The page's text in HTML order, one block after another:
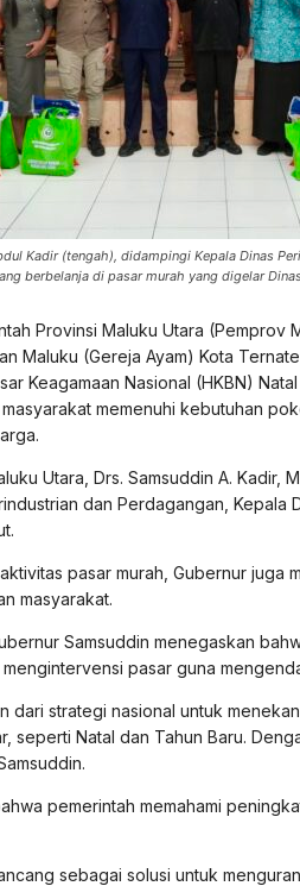
Kadir (tengah), didampingi Kepala Dinas
berbelanja di pasar murah yang digelar
Provinsi Maluku Utara (Pemprov
Maluku (Gereja Ayam) Kota
Keagamaan Nasional (HKBN)
memenuhi kebutuhan
Utara, Drs. Samsuddin A. Kadir,
dan Perdagangan, Kepala
pasar murah, Gubernur juga
masyarakat.
Samsuddin menegaskan
pasar guna
dari strategi nasional untuk
seperti Natal dan Tahun Baru.
pemerintah memahami
sebagai solusi untuk